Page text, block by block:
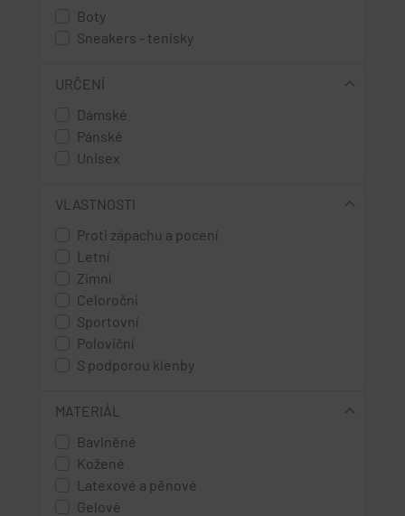
44
45
47
univerzální
Boty
Sneakers - tenisky
URČENÍ
Dámské
Pánské
Unisex
VLASTNOSTI
Proti zápachu a pocení
Letní
Zimní
Celoroční
Sportovní
Poloviční
S podporou klenby
MATERIÁL
Bavlněné
Kožené
Latexové a pěnové
Gelové